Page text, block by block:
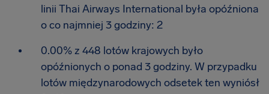
linii Thai Airways International była opóźniona
o co najmniej 3 godziny: 2
0.00% z 448 lotów krajowych było
opóźnionych o ponad 3 godziny. W przypadku
lotów międzynarodowych odsetek ten wyniósł